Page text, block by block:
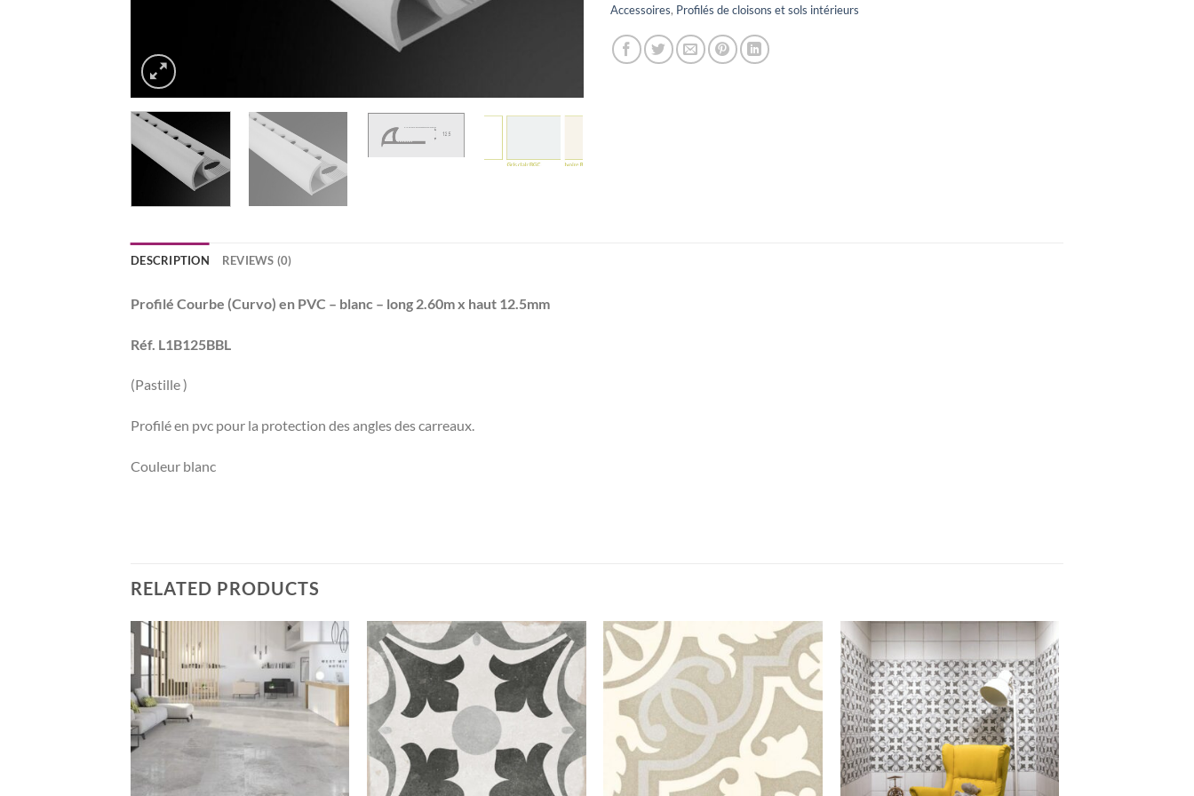
Accessoires, Profilés de cloisons et sols intérieurs
DESCRIPTION REVIEWS (0)
Profilé Courbe (Curvo) en PVC – blanc – long 2.60m x haut 12.5mm
Réf. L1B125BBL
(Pastille )
Profilé en pvc pour la protection des angles des carreaux.
Couleur blanc
RELATED PRODUCTS